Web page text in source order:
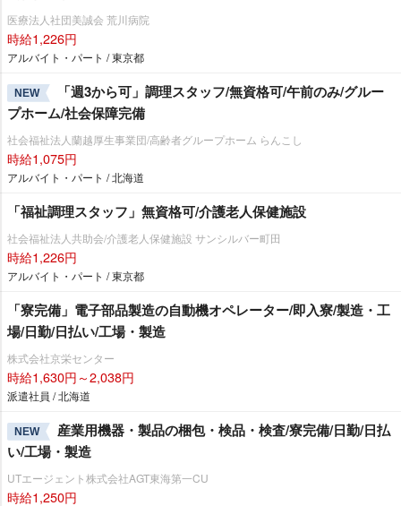
医療法人社団美誠会 荒川病院
時給1,226円
アルバイト・パート / 東京都
NEW
「週3から可」調理スタッフ/無資格可/午前のみ/グルー
プホーム/社会保障完備
社会福祉法人蘭越厚生事業団/高齢者グループホーム らんこし
時給1,075円
アルバイト・パート / 北海道
「福祉調理スタッフ」無資格可/介護老人保健施設
社会福祉法人共助会/介護老人保健施設 サンシルバー町田
時給1,226円
アルバイト・パート / 東京都
「寮完備」電子部品製造の自動機オペレーター/即入寮/製造・工
場/日勤/日払い/工場・製造
株式会社京栄センター
時給1,630円～2,038円
派遣社員 / 北海道
NEW
産業用機器・製品の梱包・検品・検査/寮完備/日勤/日払
い/工場・製造
UTエージェント株式会社AGT東海第一CU
時給1,250円